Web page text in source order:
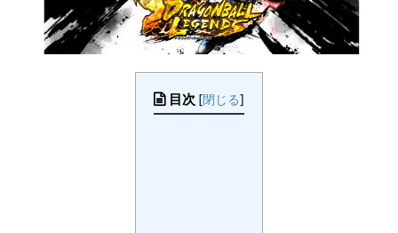
目次 [閉じる]